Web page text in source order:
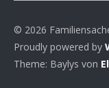
© 2026
Proudly powered by
Theme: Baylys von